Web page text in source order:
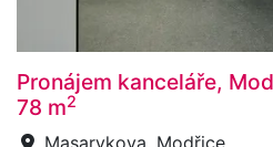
Pronájem kanceláře,
78 m2